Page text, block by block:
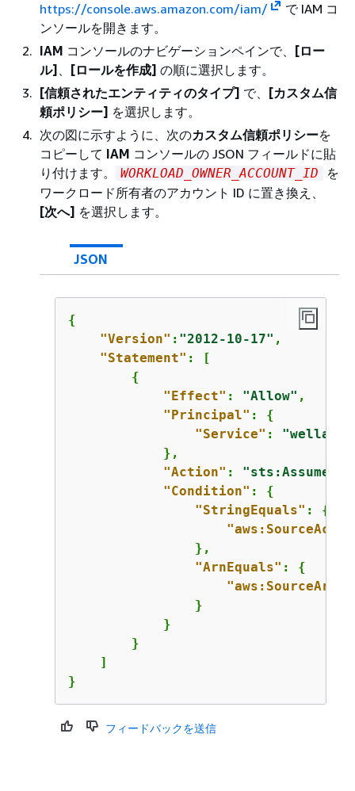
https://console.aws.amazon.com/iam/
で IAM コ
ンソールを開きます。
IAM コンソールのナビゲーションペインで、
[ロー
ル] 、 [ロールを作成] の順に選択します。
[信頼されたエンティティのタイプ] で、
[カスタム信
頼ポリシー] を選択します。
次の図に示すように、次のカスタム信頼ポリシーを
コピーして IAM コンソールの JSON フィールドに貼
り付けます。
WORKLOAD_OWNER_ACCOUNT_ID
を
ワークロード所有者のアカウント ID に置き換え、
[次へ] を選択します。
JSON
{
"Version" : "2012-10-17" ,
"Statement" : [
{
"Effect" : "Allow" ,
"Principal" : {
"Service" :
            },
"Action" :
"Condition" : {
"StringEquals" : {
                },
"ArnEquals" : {
"aws:SourceArn"
                }
            }
        }
    ]
}
フィードバックを送信